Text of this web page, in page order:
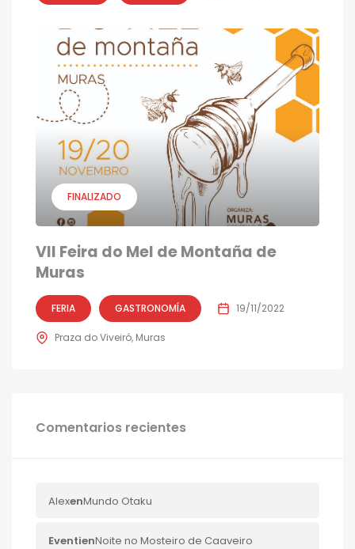
FINALIZADO
VII Feira do Mel de Montaña de
Muras
FERIA GASTRONOMÍA 19/11/2022
Praza do Viveiró, Muras
Comentarios recientes
AlexenMundo Otaku
EventienNoite no Mosteiro de Caaveiro